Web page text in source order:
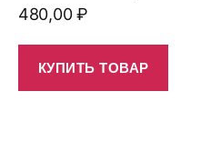
480,00₽
КУПИТЬ ТОВАР